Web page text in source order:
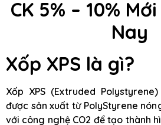
CK 5% – 10%
Nay
Xốp XPS là gì?
Xốp XPS (Extruded
được sản xuất từ PolyStyrene
với công nghệ CO2 để tạo thành